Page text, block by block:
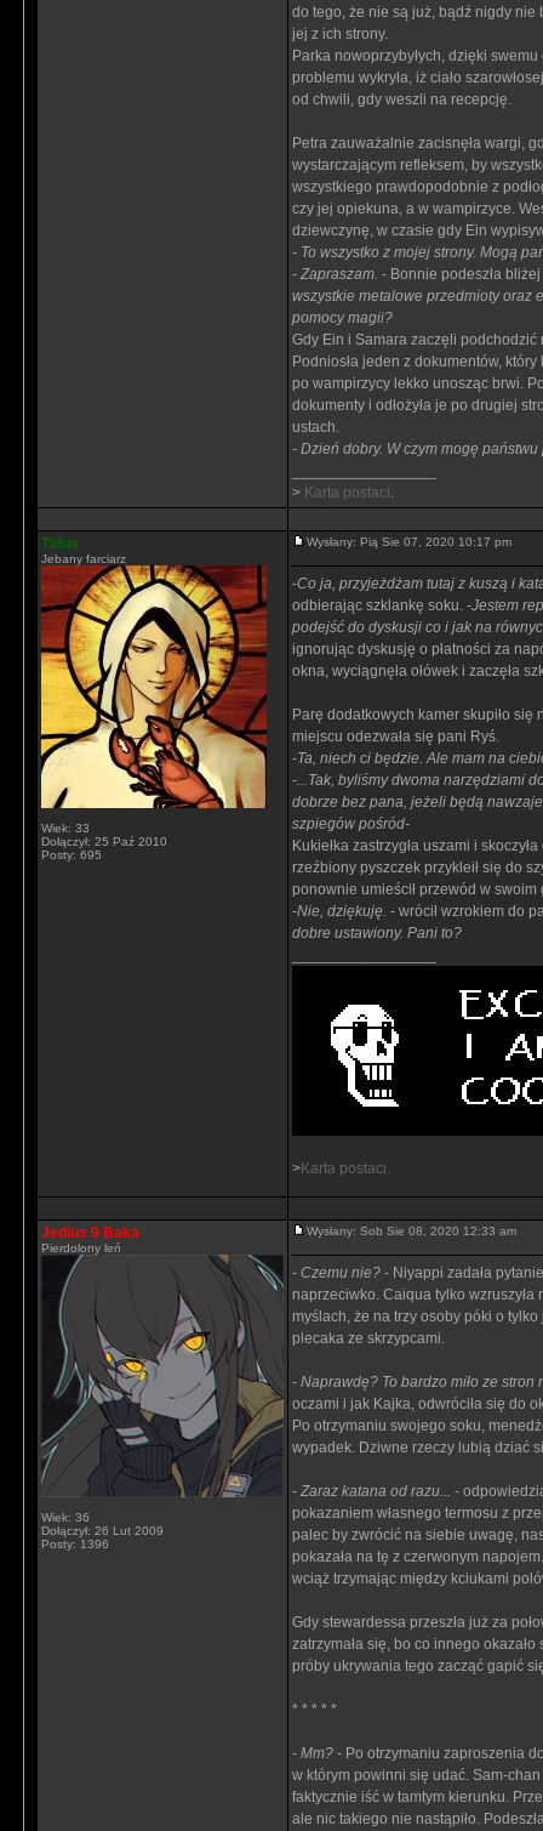
do tego, że nie są już, bądź nigdy nie
jej z ich strony.
Parka nowoprzybyłych, dzięki
problemu wykryła, iż ciało
od chwili, gdy weszli na recepcję.
Petra zauważalnie zacisnęła wargi,
wystarczającym refleksem, by
wszystkiego prawdopodobnie z
czy jej opiekuna, a w wampirzyce.
dziewczynę, w czasie gdy Ein
- To wszystko z mojej strony. Mogą
- Zapraszam. - Bonnie podeszła
wszystkie metalowe przedmioty oraz
pomocy magii?
Gdy Ein i Samara zaczęli
Podniosła jeden z dokumentów,
po wampirzycy lekko unosząc brwi.
dokumenty i odłożyła je po drugiej
ustach.
- Dzień dobry. W czym mogę państwu
> Karta postaci.
Tidus
Jebany farciarz
Wiek: 33
Dołączył: 25 Paź 2010
Posty: 695
Wysłany: Pią Sie 07, 2020 10:17 pm
-Co ja, przyjeżdżam tutaj z kuszą i
odbierając szklankę soku. -Jestem
podejść do dyskusji co i jak na
ignorując dyskusję o płatności za
okna, wyciągnęła ołówek i zaczęła
Parę dodatkowych kamer skupiło
miejscu odezwała się pani Ryś.
-Ta, niech ci będzie. Ale mam na
-...Tak, byliśmy dwoma narzędziami
dobrze bez pana, jeżeli będą
szpiegów pośród-
Kukiełka zastrzygła uszami i
rzeźbiony pyszczek przykleił się do
ponownie umieścił przewód w
-Nie, dziękuję. - wrócił wzrokiem do
dobre ustawiony. Pani to?
>Karta postaci.
Jedius 9 Baka
Pierdolony leń
Wiek: 36
Dołączył: 26 Lut 2009
Posty: 1396
Wysłany: Sob Sie 08, 2020 12:33 am
- Czemu nie? - Niyappi zadała
naprzeciwko. Caiqua tylko wzruszyła
myślach, że na trzy osoby póki o
plecaka ze skrzypcami.
- Naprawdę? To bardzo miło ze
oczami i jak Kajka, odwróciła się do
Po otrzymaniu swojego soku,
wypadek. Dziwne rzeczy lubią dziać
- Zaraz katana od razu... -
pokazaniem własnego termosu z
palec by zwrócić na siebie uwagę,
pokazała na tę z czerwonym
wciąż trzymając między kciukami
Gdy stewardessa przeszła już za
zatrzymała się, bo co innego
próby ukrywania tego zacząć gapić
* * * * *
- Mm? - Po otrzymaniu zaproszenia
w którym powinni się udać. Sam-
faktycznie iść w tamtym kierunku.
ale nic takiego nie nastąpiło.